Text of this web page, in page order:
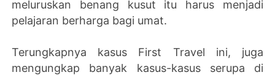
meluruskan benang kusut itu harus menjadi
pelajaran berharga bagi umat.
Terungkapnya kasus First Travel ini, juga
mengungkap banyak kasus-kasus serupa di